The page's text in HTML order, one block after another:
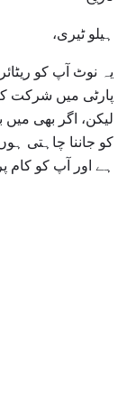
ہیلو ٹیری،
یہ نوٹ آپ کو
پارٹی میں شرکت
لیکن، اگر بھی
کو جاننا چاہتی
ہے اور آپ کو کام